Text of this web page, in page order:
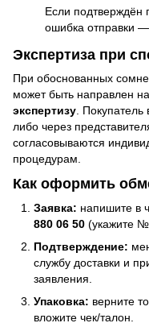
Если подтверждён
ошибка отправки —
Экспертиза при
При обоснованных
может быть направлен на
экспертизу .
либо через
согласовываются
процедурам.
Как оформить
Заявка: напишите в
880 06 50 (укажите
Подтверждение:
службу доставки и
заявления.
Упаковка: верните
вложите чек/талон.